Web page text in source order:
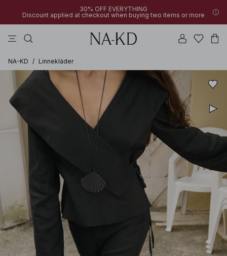
30% OFF EVERYTHING
Discount applied at checkout when buying two items or more
NA-KD / Linnekläder